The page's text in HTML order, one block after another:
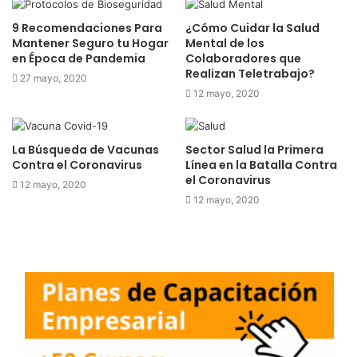
9 Recomendaciones Para
Mantener Seguro tu Hogar
en Época de Pandemia
27 mayo, 2020
¿Cómo Cuidar la Salud
Mental de los
Colaboradores que
Realizan Teletrabajo?
12 mayo, 2020
La Búsqueda de Vacunas
Contra el Coronavirus
12 mayo, 2020
Sector Salud la Primera
Línea en la Batalla Contra
el Coronavirus
12 mayo, 2020